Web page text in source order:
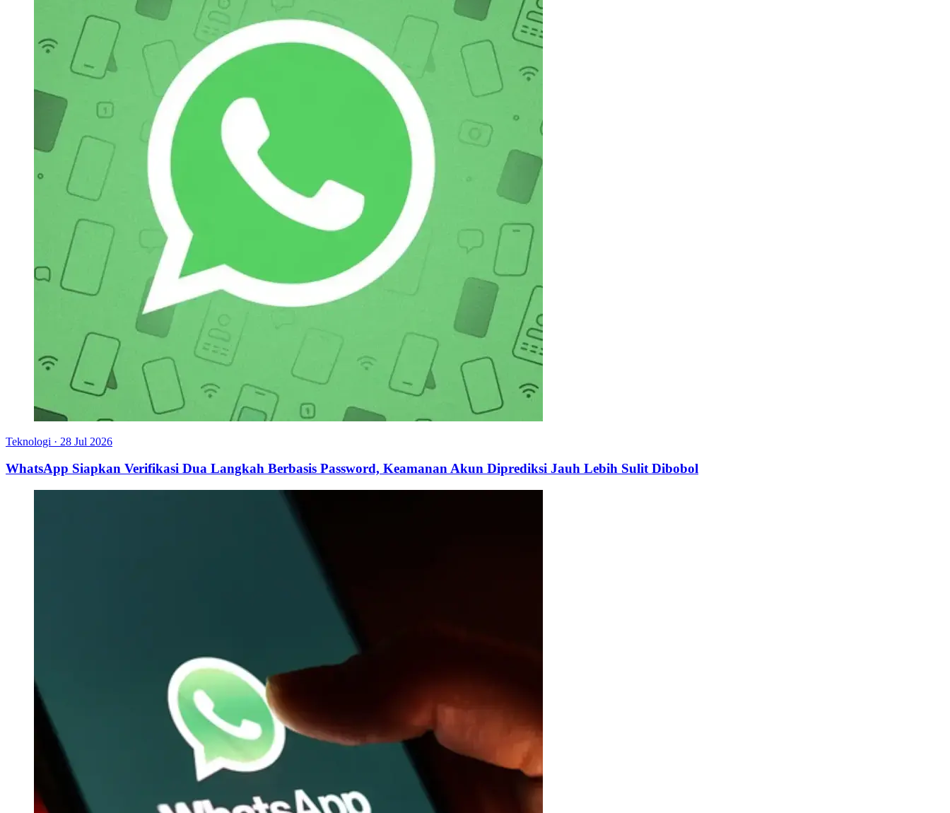
Teknologi · 28 Jul 2026
WhatsApp Siapkan Verifikasi Dua Langkah Berbasis Password, Keamanan Akun Diprediksi Jauh Lebih Sulit Dibobol